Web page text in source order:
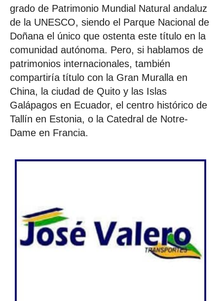
grado de Patrimonio Mundial Natural andaluz
de la UNESCO, siendo el Parque Nacional de
Doñana el único que ostenta este título en la
comunidad autónoma. Pero, si hablamos de
patrimonios internacionales, también
compartiría título con la Gran Muralla en
China, la ciudad de Quito y las Islas
Galápagos en Ecuador, el centro histórico de
Tallín en Estonia, o la Catedral de Notre-
Dame en Francia.